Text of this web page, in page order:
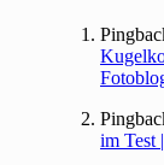
im Test